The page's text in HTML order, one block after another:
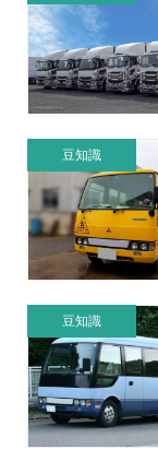
豆知識
豆知識